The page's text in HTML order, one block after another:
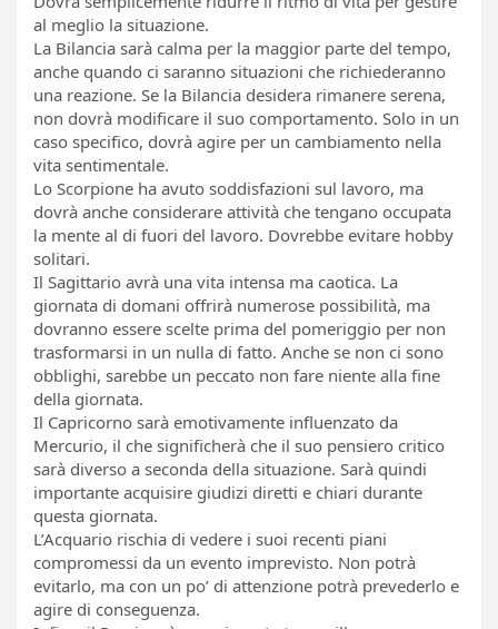
al meglio la situazione.
La Bilancia sarà calma per la maggior parte del tempo,
anche quando ci saranno situazioni che richiederanno
una reazione. Se la Bilancia desidera rimanere serena,
non dovrà modificare il suo comportamento. Solo in un
caso specifico, dovrà agire per un cambiamento nella
vita sentimentale.
Lo Scorpione ha avuto soddisfazioni sul lavoro, ma
dovrà anche considerare attività che tengano occupata
la mente al di fuori del lavoro. Dovrebbe evitare hobby
solitari.
Il Sagittario avrà una vita intensa ma caotica. La
giornata di domani offrirà numerose possibilità, ma
dovranno essere scelte prima del pomeriggio per non
trasformarsi in un nulla di fatto. Anche se non ci sono
obblighi, sarebbe un peccato non fare niente alla fine
della giornata.
Il Capricorno sarà emotivamente influenzato da
Mercurio, il che significherà che il suo pensiero critico
sarà diverso a seconda della situazione. Sarà quindi
importante acquisire giudizi diretti e chiari durante
questa giornata.
L’Acquario rischia di vedere i suoi recenti piani
compromessi da un evento imprevisto. Non potrà
evitarlo, ma con un po’ di attenzione potrà prevederlo e
agire di conseguenza.